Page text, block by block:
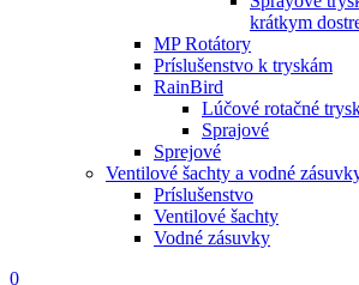
krátkym
MP Rotátory
Príslušenstvo k tryskám
RainBird
Lúčové rotačné
Sprajové
Sprejové
Ventilové šachty a vodné
Príslušenstvo
Ventilové šachty
Vodné zásuvky
0